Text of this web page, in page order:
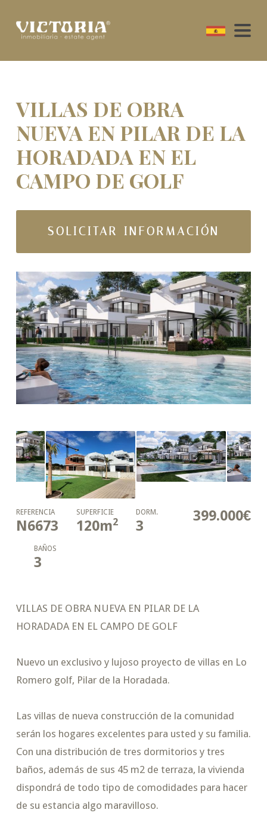
VILLAS DE OBRA
NUEVA EN PILAR DE LA
HORADADA EN EL
CAMPO DE GOLF
SOLICITAR INFORMACIÓN
399.000€
REFERENCIA
N6673
SUPERFICIE
120m2
DORM.
3
BAÑOS
3
VILLAS DE OBRA NUEVA EN PILAR DE LA
HORADADA EN EL CAMPO DE GOLF
Nuevo un exclusivo y lujoso proyecto de villas en Lo
Romero golf, Pilar de la Horadada.
Las villas de nueva construcción de la comunidad
serán los hogares excelentes para usted y su familia.
Con una distribución de tres dormitorios y tres
baños, además de sus 45 m2 de terraza, la vivienda
dispondrá de todo tipo de comodidades para hacer
de su estancia algo maravilloso.